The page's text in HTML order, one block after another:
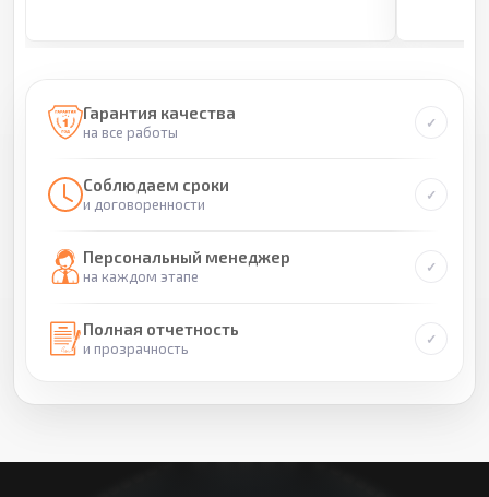
Гарантия качества
на все работы
Соблюдаем сроки
и договоренности
Персональный менеджер
на каждом этапе
Полная отчетность
и прозрачность